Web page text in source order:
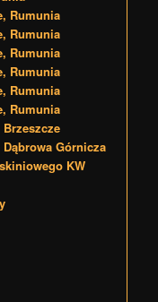
Rumunia
Rumunia
Rumunia
Rumunia
Rumunia
Rumunia
Górnicza
KW